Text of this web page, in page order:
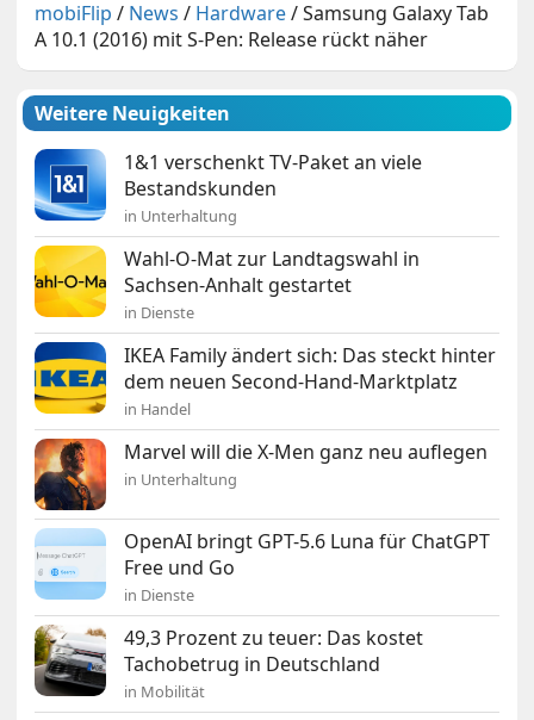
mobiFlip / News / Hardware/Samsung Galaxy Tab
A 10.1 (2016) mit S-Pen: Release rückt näher
Weitere Neuigkeiten
1&1 verschenkt TV-Paket an viele
Bestandskunden
in Unterhaltung
Wahl-O-Mat zur Landtagswahl in
Sachsen-Anhalt gestartet
in Dienste
IKEA Family ändert sich: Das steckt hinter
dem neuen Second-Hand-Marktplatz
in Handel
Marvel will die X-Men ganz neu auflegen
in Unterhaltung
OpenAI bringt GPT-5.6 Luna für ChatGPT
Free und Go
in Dienste
49,3 Prozent zu teuer: Das kostet
Tachobetrug in Deutschland
in Mobilität